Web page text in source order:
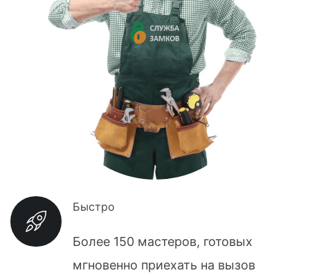
Быстро
Более 150 мастеров, готовых
мгновенно приехать на вызов